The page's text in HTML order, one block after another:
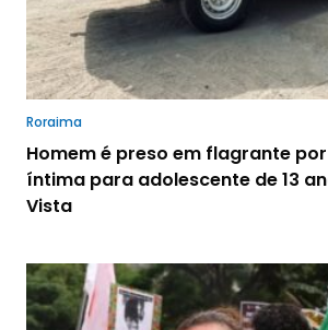
Roraima
Homem é preso em flagrante
íntima para adolescente de 13
Vista